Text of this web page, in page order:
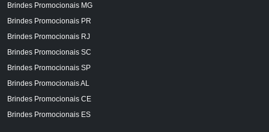
Brindes Promocionais MG
Brindes Promocionais PR
Brindes Promocionais RJ
Brindes Promocionais SC
Brindes Promocionais SP
Brindes Promocionais AL
Brindes Promocionais CE
Brindes Promocionais ES